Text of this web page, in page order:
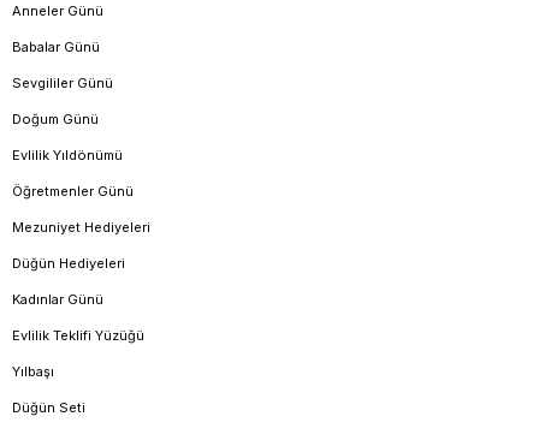
Anneler Günü
Babalar Günü
Sevgililer Günü
Doğum Günü
Evlilik Yıldönümü
Öğretmenler Günü
Mezuniyet Hediyeleri
Düğün Hediyeleri
Kadınlar Günü
Evlilik Teklifi Yüzüğü
Yılbaşı
Düğün Seti